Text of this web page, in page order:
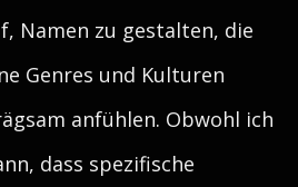
Namen zu gestalten, die
Genres und Kulturen
anfühlen. Obwohl ich
dass spezifische